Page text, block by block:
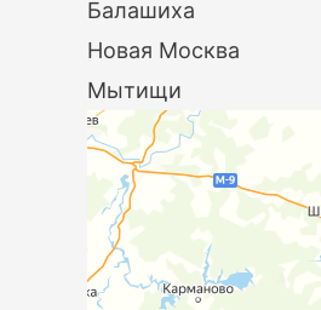
Балашиха
Новая Москва
Мытищи